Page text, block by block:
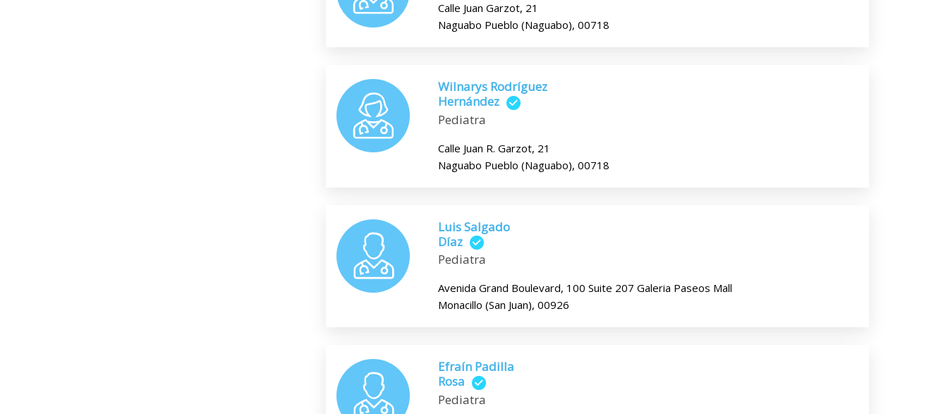
Calle Juan Garzot, 21
Naguabo Pueblo (Naguabo), 00718
Wilnarys Rodríguez
Hernández
Pediatra
Calle Juan R. Garzot, 21
Naguabo Pueblo (Naguabo), 00718
Luis Salgado
Díaz
Pediatra
Avenida Grand Boulevard, 100 Suite 207 Galeria Paseos Mall
Monacillo (San Juan), 00926
Efraín Padilla
Rosa
Pediatra